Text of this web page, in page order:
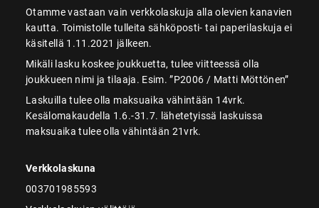
Otamme vastaan vain verkkolaskuja alla olevien kanavien
kautta. Toimistolle tulleita sähköposti- tai paperilaskuja ei
käsitellä 1.11.2021 jälkeen.
Mikäli lasku koskee joukkuetta, tulee viitteessä olla
joukkueen nimi ja tilaaja. Esim. ”P2006 / Matti Möttönen”
Laskuilla tulee olla maksuaika vähintään 14vrk.
Kesälomakaudella 1.6.-31.7. lähetetyissä laskuissa
maksuaika tulee olla vähintään 21vrk.
Verkkolaskuna
003701985593